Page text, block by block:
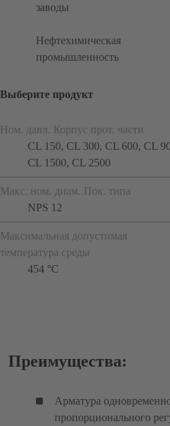
заводы
Нефтехимическая
промышленность
Выберите продукт
Ном. давл. Корпус прот. части
CL 150, CL 300, CL 600, CL
CL 1500, CL 2500
Макс. ном. диам. Пок. типа
NPS 12
Максимальная допустимая
температура среды
454 °C
Преимущества:
Арматура
пропорционального